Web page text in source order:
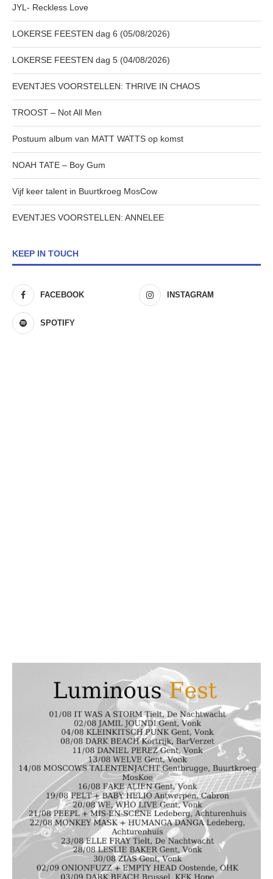
JYL- Reckless Love
LOKERSE FEESTEN dag 6 (05/08/2026)
LOKERSE FEESTEN dag 5 (04/08/2026)
EVENTJES VOORSTELLEN: THRIVE IN CHAOS
TROOST – Not All Men
Postuum album van MATT WATTS op komst
NOAH TATE – Boy Gum
Vijf keer talent in Buurtkroeg MosCow
EVENTJES VOORSTELLEN: ANNELEE
KEEP IN TOUCH
FACEBOOK INSTAGRAM
SPOTIFY